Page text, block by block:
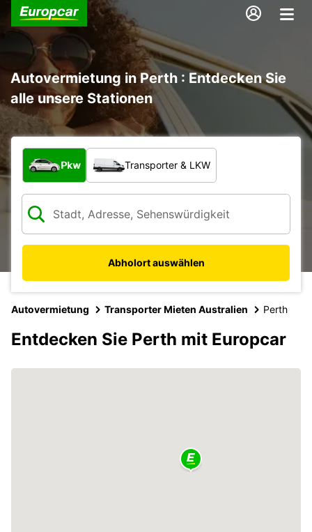
Autovermietung in Perth : Entdecken Sie
alle unsere Stationen
Welche Art von Fahrzeug?
Pkw Transporter & LKW
Abholort auswählen
Autovermietung Transporter Mieten Australien Perth
Entdecken Sie Perth mit Europcar